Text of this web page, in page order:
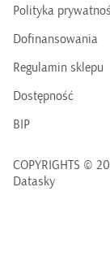
Polityka
Dofinansowania
Regulamin sklepu
Dostępność
BIP
COPYRIGHTS ©
Datasky